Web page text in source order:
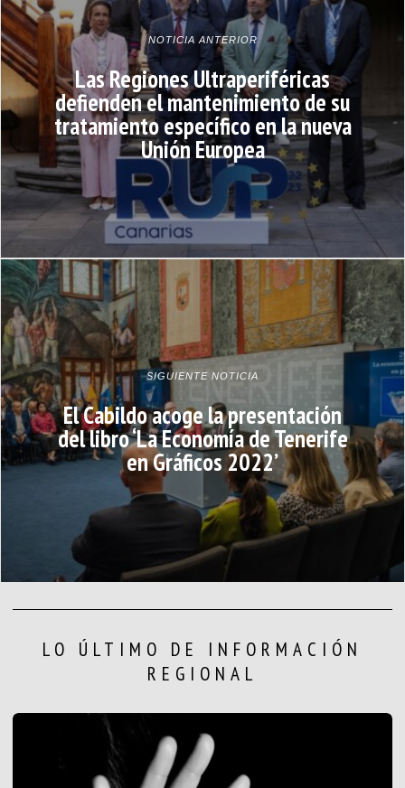
NOTICIA ANTERIOR
Las Regiones Ultraperiféricas
defienden el mantenimiento de su
tratamiento específico en la nueva
Unión Europea
SIGUIENTE NOTICIA
El Cabildo acoge la presentación
del libro ‘La Economía de Tenerife
en Gráficos 2022’
LO ÚLTIMO DE INFORMACIÓN
REGIONAL